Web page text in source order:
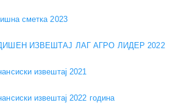
сметка 2023
ИЗВЕШТАЈ ЛАГ АГРО ЛИДЕР 2022
извештај 2021
извештај 2022 година